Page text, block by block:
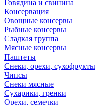
Говядина и свинина
Консервация
Овощные консервы
Рыбные консервы
Сладкая группа
Мясные консервы
Паштеты
Снеки, орехи, сухофрукты
Чипсы
Снеки мясные
Сухарики, гренки
Орехи, семечки